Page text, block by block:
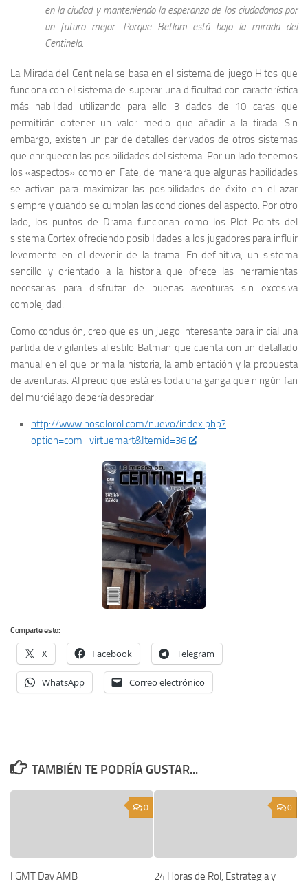
en la ciudad y manteniendo la esperanza de los ciudadanos por
un futuro mejor. Porque Betlam está bajo la mirada del
Centinela.
La Mirada del Centinela se basa en el sistema de juego Hitos que
funciona con el sistema de superar una dificultad con característica
más habilidad utilizando para ello 3 dados de 10 caras que
permitirán obtener un valor medio que añadir a la tirada. Sin
embargo, existen un par de detalles derivados de otros sistemas
que enriquecen las posibilidades del sistema. Por un lado tenemos
los «aspectos» como en Fate, de manera que algunas habilidades
se activan para maximizar las posibilidades de éxito en el azar
siempre y cuando se cumplan las condiciones del aspecto. Por otro
lado, los puntos de Drama funcionan como los Plot Points del
sistema Cortex ofreciendo posibilidades a los jugadores para influir
levemente en el devenir de la trama. En definitiva, un sistema
sencillo y orientado a la historia que ofrece las herramientas
necesarias para disfrutar de buenas aventuras sin excesiva
complejidad.
Como conclusión, creo que es un juego interesante para inicial una
partida de vigilantes al estilo Batman que cuenta con un detallado
manual en el que prima la historia, la ambientación y la propuesta
de aventuras. Al precio que está es toda una ganga que ningún fan
del murciélago debería despreciar.
http://www.nosolorol.com/nuevo/index.php?
option=com_virtuemart&Itemid=36
Comparte esto:
X Facebook Telegram
WhatsApp Correo electrónico
TAMBIÉN TE PODRÍA GUSTAR...
0
I GMT Day AMB
0
24 Horas de Rol, Estrategia y